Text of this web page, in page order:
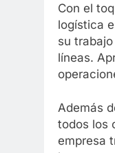
Con el
logística
su
líneas.
Además
todos los
empresa